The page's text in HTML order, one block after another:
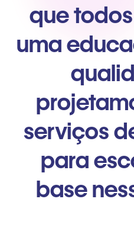
que
uma
serviços
para
base